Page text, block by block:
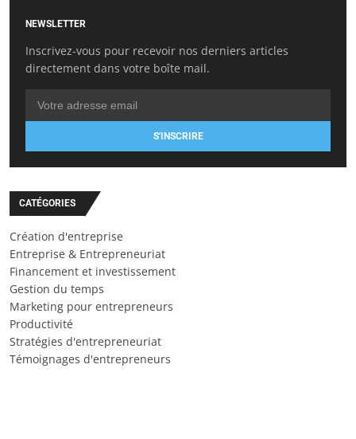
NEWSLETTER
Inscrivez-vous pour recevoir nos derniers articles
directement dans votre boîte mail.
S'INSCRIRE
CATÉGORIES
Création d'entreprise
Entreprise & Entrepreneuriat
Financement et investissement
Gestion du temps
Marketing pour entrepreneurs
Productivité
Stratégies d'entrepreneuriat
Témoignages d'entrepreneurs